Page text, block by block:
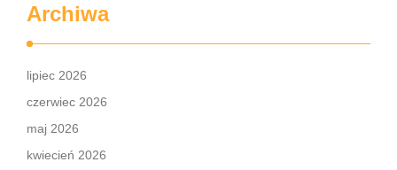
Archiwa
lipiec 2026
czerwiec 2026
maj 2026
kwiecień 2026